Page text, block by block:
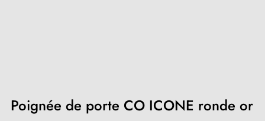
Poignée de porte CO ICONE ronde or